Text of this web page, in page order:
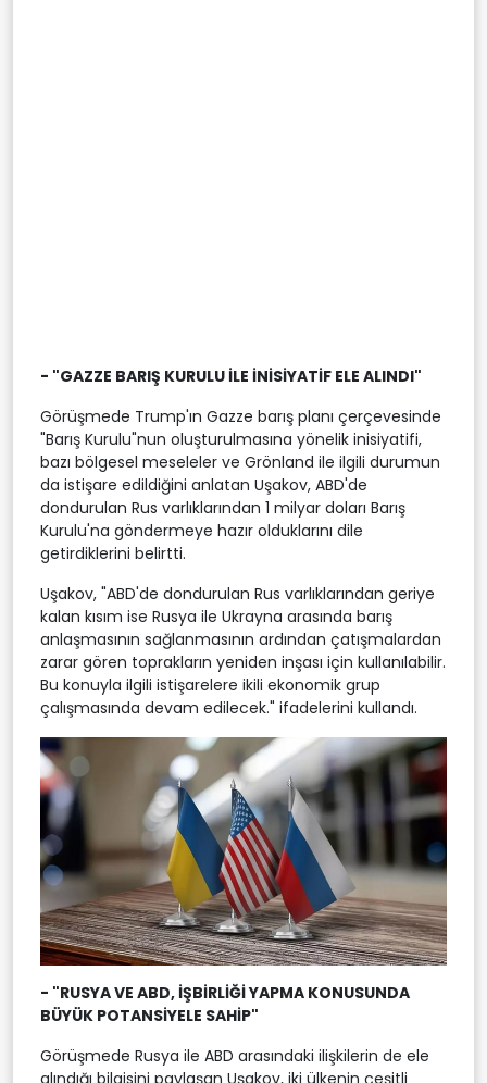
- "GAZZE BARIŞ KURULU İLE İNİSİYATİF ELE ALINDI"
Görüşmede Trump'ın Gazze barış planı çerçevesinde
"Barış Kurulu"nun oluşturulmasına yönelik inisiyatifi,
bazı bölgesel meseleler ve Grönland ile ilgili durumun
da istişare edildiğini anlatan Uşakov, ABD'de
dondurulan Rus varlıklarından 1 milyar doları Barış
Kurulu'na göndermeye hazır olduklarını dile
getirdiklerini belirtti.
Uşakov, "ABD'de dondurulan Rus varlıklarından geriye
kalan kısım ise Rusya ile Ukrayna arasında barış
anlaşmasının sağlanmasının ardından çatışmalardan
zarar gören toprakların yeniden inşası için kullanılabilir.
Bu konuyla ilgili istişarelere ikili ekonomik grup
çalışmasında devam edilecek." ifadelerini kullandı.
- "RUSYA VE ABD, İŞBİRLİĞİ YAPMA KONUSUNDA
BÜYÜK POTANSİYELE SAHİP"
Görüşmede Rusya ile ABD arasındaki ilişkilerin de ele
alındığı bilgisini paylaşan Uşakov, iki ülkenin çeşitli